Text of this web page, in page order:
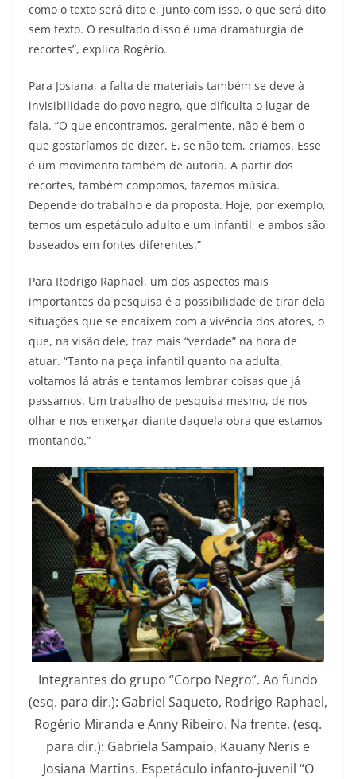
como o texto será dito e, junto com isso, o que será dito
sem texto. O resultado disso é uma dramaturgia de
recortes”, explica Rogério.
Para Josiana, a falta de materiais também se deve à
invisibilidade do povo negro, que dificulta o lugar de
fala. “O que encontramos, geralmente, não é bem o
que gostaríamos de dizer. E, se não tem, criamos. Esse
é um movimento também de autoria. A partir dos
recortes, também compomos, fazemos música.
Depende do trabalho e da proposta. Hoje, por exemplo,
temos um espetáculo adulto e um infantil, e ambos são
baseados em fontes diferentes.”
Para Rodrigo Raphael, um dos aspectos mais
importantes da pesquisa é a possibilidade de tirar dela
situações que se encaixem com a vivência dos atores, o
que, na visão dele, traz mais “verdade” na hora de
atuar. “Tanto na peça infantil quanto na adulta,
voltamos lá atrás e tentamos lembrar coisas que já
passamos. Um trabalho de pesquisa mesmo, de nos
olhar e nos enxergar diante daquela obra que estamos
montando.”
Integrantes do grupo “Corpo Negro”. Ao fundo
(esq. para dir.): Gabriel Saqueto, Rodrigo Raphael,
Rogério Miranda e Anny Ribeiro. Na frente, (esq.
para dir.): Gabriela Sampaio, Kauany Neris e
Josiana Martins. Espetáculo infanto-juvenil “O